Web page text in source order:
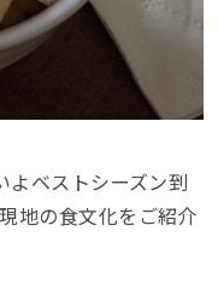
ベストシーズン到
地の食文化をご紹介